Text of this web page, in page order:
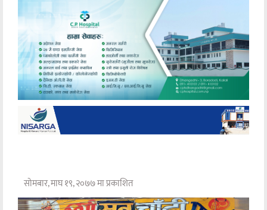
अन्य
सोमबार, माघ १९, २०७७ मा प्रकाशित